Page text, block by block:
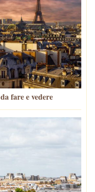
fare e vedere